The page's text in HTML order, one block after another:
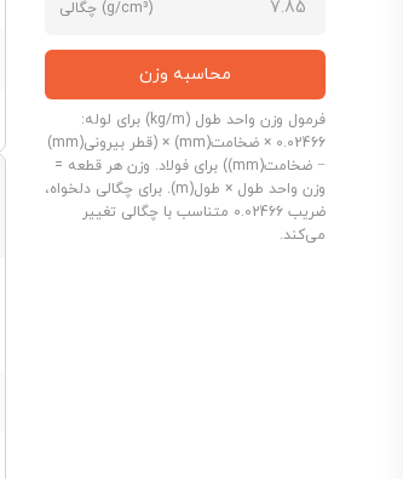
(g/cm³) چگالی
محاسبه وزن
فرمول وزن واحد طول (kg/m) برای لوله:
0.02466 × ضخامت(mm) × (قطر بیرونی(mm)
− ضخامت(mm)) برای فولاد. وزن هر قطعه =
وزن واحد طول × طول(m). برای چگالی دلخواه،
ضریب 0.02466 متناسب با چگالی تغییر
می‌کند.